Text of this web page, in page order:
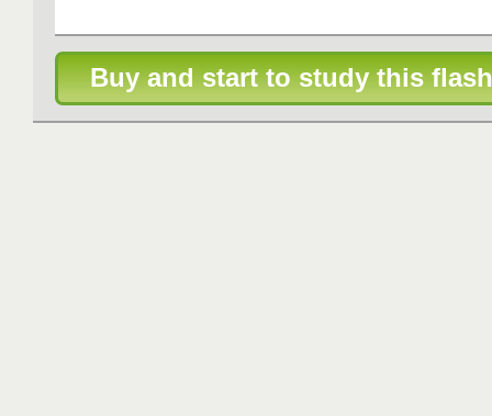
Buy and start to study this